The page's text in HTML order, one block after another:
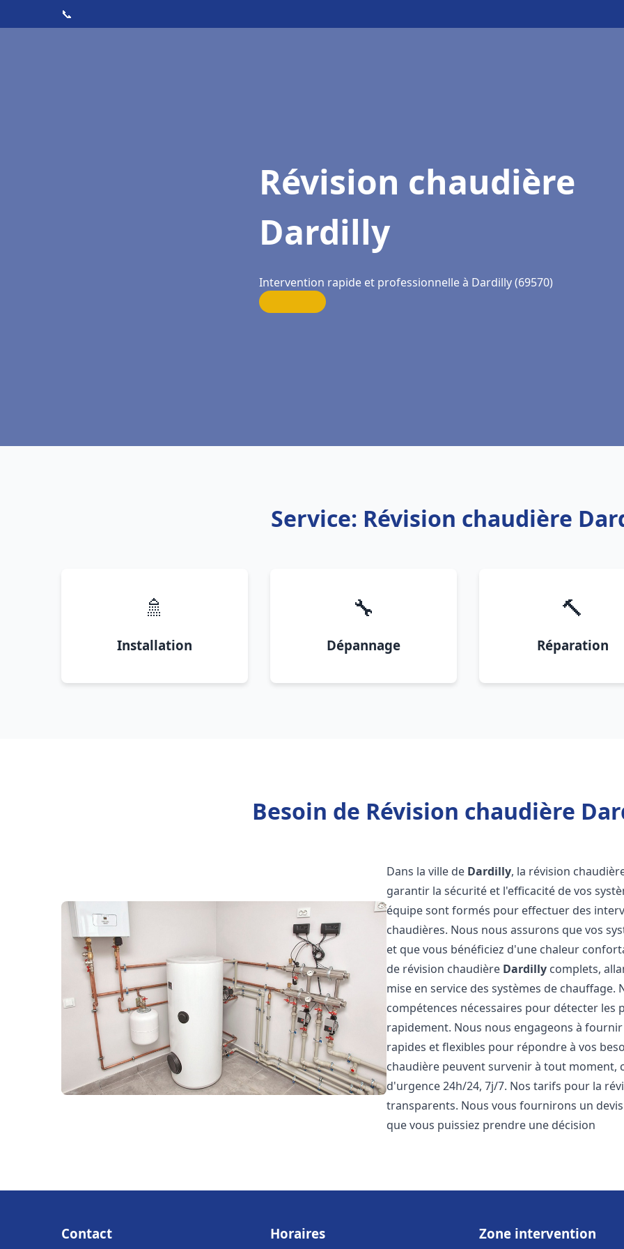
📞
Révision chaudière
Dardilly
Intervention rapide et professionnelle à Dardilly (69570)
Service: Révision chaudière
🚿
Installation
🔧
Dépannage
🔨
Réparation
Besoin de Révision chaudière
Dans la ville de Dardilly, la révision
garantir la sécurité et l'efficacité de vos
équipe sont formés pour effectuer des
chaudières. Nous nous assurons que vos
et que vous bénéficiez d'une chaleur
de révision chaudière Dardilly complets,
mise en service des systèmes de
compétences nécessaires pour détecter
rapidement. Nous nous engageons à
rapides et flexibles pour répondre à vos
chaudière peuvent survenir à tout
d'urgence 24h/24, 7j/7. Nos tarifs pour la
transparents. Nous vous fournirons un
que vous puissiez prendre une décision
Contact Horaires Zone intervention